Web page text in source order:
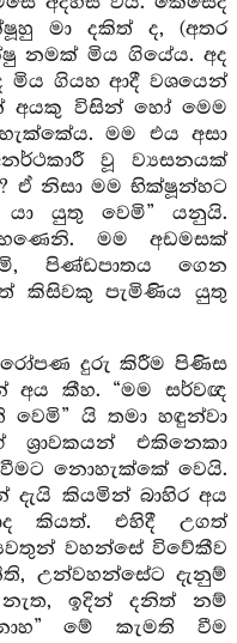
මා දකිත් ද, (අතර
නමක් මිය ගියේය. අද
මිය ගියහ ආදී වශයෙන්
අයකු විසින් හෝ මෙම
මම එය අසා
වූ ව්‍යසනයක්
ඒ නිසා මම භික්ෂූන්හට
යුතු වෙමි” යනුයි.
මම අඩමසක්
පිණ්ඩපාතය ගෙන
කිසිවකු පැමිණිය යුතු
දුරු කිරීම පිණිස
අය කීහ. “මම සර්වඥ
වෙමි” යි තමා හඳුන්වා
එකිනෙකා
නොහැක්කේ වෙයි.
කියමින් බාහිර අය
කියත්. එහිදී උගත්
වහන්සේ විවේකීව
උන්වහන්සේට දැනුම්
ඉදින් දනිත් නම්
මේ කැමති වීම